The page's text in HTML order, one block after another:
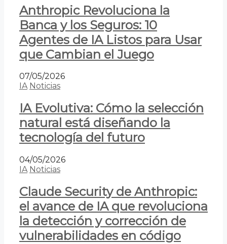
Anthropic Revoluciona la
Banca y los Seguros: 10
Agentes de IA Listos para Usar
que Cambian el Juego
07/05/2026
IA Noticias
IA Evolutiva: Cómo la selección
natural está diseñando la
tecnología del futuro
04/05/2026
IA Noticias
Claude Security de Anthropic:
el avance de IA que revoluciona
la detección y corrección de
vulnerabilidades en código